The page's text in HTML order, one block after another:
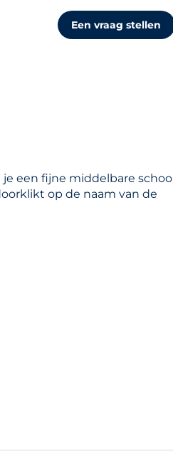
Een vraag stellen
een fijne middelbare school
op de naam van de